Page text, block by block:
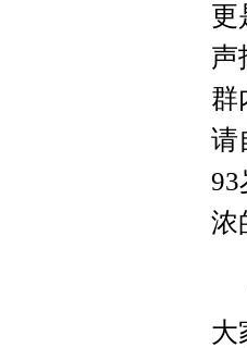
更
声
群
请
浓
大